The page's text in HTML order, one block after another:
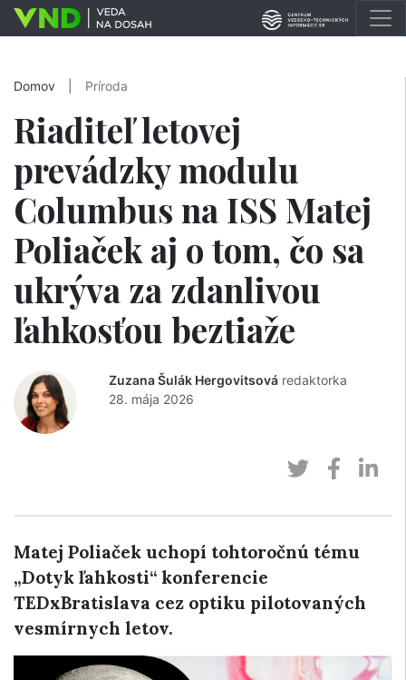
Domov Príroda
Riaditeľ letovej
prevádzky modulu
Columbus na ISS Matej
Poliaček aj o tom, čo sa
ukrýva za zdanlivou
ľahkosťou beztiaže
Zuzana Šulák Hergovitsová redaktorka
28. mája 2026
Matej Poliaček uchopí tohtoročnú tému
„Dotyk ľahkosti“ konferencie
TEDxBratislava cez optiku pilotovaných
vesmírnych letov.